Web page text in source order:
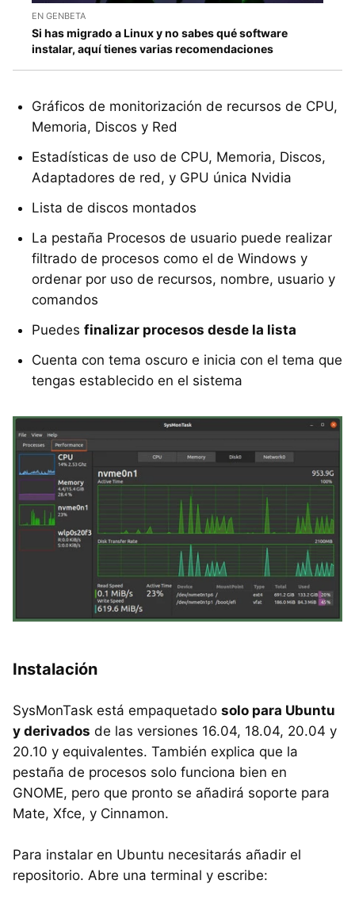
EN GENBETA
Si has migrado a Linux y no sabes qué software
instalar, aquí tienes varias recomendaciones
Gráficos de monitorización de recursos de CPU,
Memoria, Discos y Red
Estadísticas de uso de CPU, Memoria, Discos,
Adaptadores de red, y GPU única Nvidia
Lista de discos montados
La pestaña Procesos de usuario puede realizar
filtrado de procesos como el de Windows y
ordenar por uso de recursos, nombre, usuario y
comandos
Puedes finalizar procesos desde la lista
Cuenta con tema oscuro e inicia con el tema que
tengas establecido en el sistema
Instalación
SysMonTask está empaquetado solo para Ubuntu
y derivados de las versiones 16.04, 18.04, 20.04 y
20.10 y equivalentes. También explica que la
pestaña de procesos solo funciona bien en
GNOME, pero que pronto se añadirá soporte para
Mate, Xfce, y Cinnamon.
Para instalar en Ubuntu necesitarás añadir el
repositorio. Abre una terminal y escribe: